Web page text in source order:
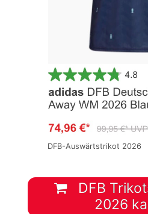
DFB-Auswärtstrikot 2026
DFB
2026